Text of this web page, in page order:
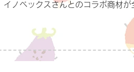
イノベックスさんとのコラボ商材が